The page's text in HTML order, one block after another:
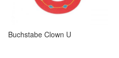
Buchstabe Clown U